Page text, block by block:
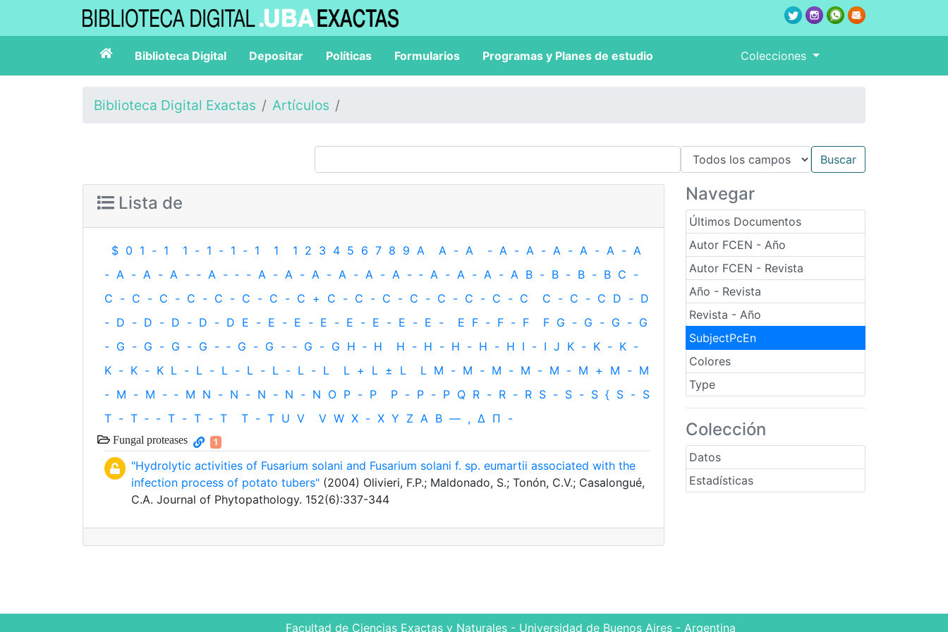
Biblioteca Digital Depositar Políticas Formularios Programas y Planes de estudio Colecciones
Biblioteca Digital Exactas Artículos
Navegar
Últimos Documentos
Autor FCEN - Año
Autor FCEN - Revista
Año - Revista
Revista - Año
SubjectPcEn
Colores
Type
Colección
Datos
Estadísticas
Lista de
$ 0 1 - 1 1 - 1 - 1 - 1 1 1 2 3 4 5 6 7 8 9 A A - A - A - A - A - A - A - A
- A - A - A - ‐ A - ‐ - A - A - A - A - A - A - ‐ A - A - A - A B - B - B - B C -
C - C - C - C - C - C - C - C + C - C - C - C - C - C - C - C C - C - C D - D
- D - D - D - D - D E - E - E - E - E - E - E - E - E F - F - F F G - G - G - G
- G - G - G - G - ‐ G - G - ‐ G - G H ‐ H H - H - H - H - H I - I J K - K - K -
K - K - K L - L - L - L - L - L - L L + L ± L L M - M - M - M - M - M + M - M
- M - M - ‐ M N - N - N - N - N O P - P P - P - P Q R - R - R S - S - S { S - S
T - T ‐ - T - T - T T - T U V V W X - X Y Z Α Β — , Δ Π -
Fungal proteases 1
"Hydrolytic activities of Fusarium solani and Fusarium solani f. sp. eumartii associated with the
infection process of potato tubers" (2004) Olivieri, F.P.; Maldonado, S.; Tonón, C.V.; Casalongué,
C.A. Journal of Phytopathology. 152(6):337-344
Facultad de Ciencias Exactas y Naturales - Universidad de Buenos Aires - Argentina